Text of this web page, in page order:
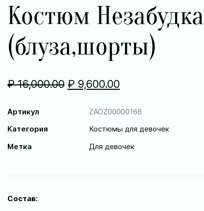
Костюм Незабудка
(блуза,шорты)
₽16,000.00 ₽ 9,600.00
Артикул
ZAOZ00000166
Категория
Костюмы для девочек
Метка
Для девочек
Состав: